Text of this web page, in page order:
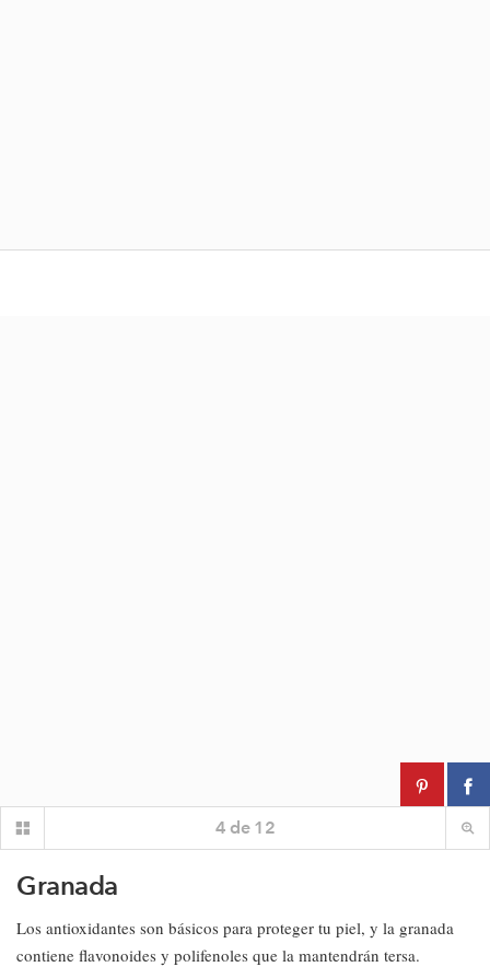
4 de 12
Granada
Los antioxidantes son básicos para proteger tu piel, y la granada
contiene flavonoides y polifenoles que la mantendrán tersa.